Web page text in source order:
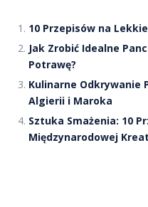
10 Przepisów na
Jak Zrobić Idealne
Potrawę?
Kulinarne Odkrywanie
Algierii i Maroka
Sztuka Smażenia: 10
Międzynarodowej